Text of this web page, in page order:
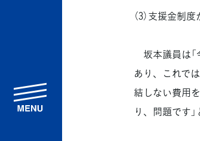
（3）支援金制
坂本議員は
あり、これで
結しない費用
り、問題です